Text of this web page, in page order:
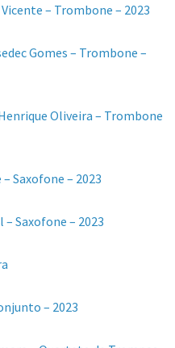
– Trombone – 2023
Gomes – Trombone –
Oliveira – Trombone
Saxofone – 2023
Saxofone – 2023
– 2023